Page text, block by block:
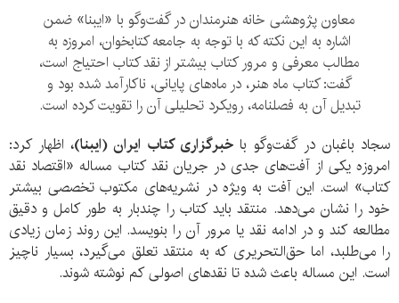
معاون پژوهشی خانه هنرمندان در گفت‌وگو با «ایبنا» ضمن
اشاره به این نکته که با توجه به جامعه کتابخوان، امروزه به
مطالب معرفی و مرور کتاب بیشتر از نقد کتاب احتیاج است،
گفت: کتاب ماه هنر، در ماه‌های پایانی، ناکارآمد شده بود و
تبدیل آن به فصلنامه، رویکرد تحلیلی آن را تقویت کرده است.
سجاد باغبان در گفت‌وگو با خبرگزاری کتاب ایران (ایبنا)، اظهار کرد:
امروزه یکی از آفت‌های جدی در جریان نقد کتاب مساله «اقتصاد نقد
کتاب» است. این آفت به ویژه در نشریه‌های مکتوب تخصصی بیشتر
خود را نشان می‌دهد. منتقد باید کتاب را چندبار به طور کامل و دقیق
مطالعه کند و در ادامه نقد یا مرور آن را بنویسد. این روند زمان زیادی
را می‌طلبد، اما حق‌التحریری که به منتقد تعلق می‌گیرد، بسیار ناچیز
است. این مساله باعث شده تا نقدهای اصولی کم نوشته شوند.